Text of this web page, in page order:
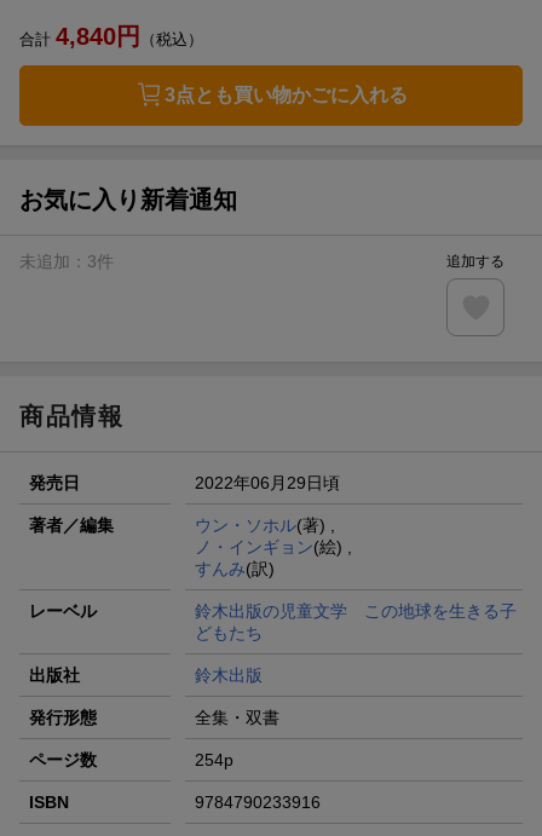
合計 4,840円 （税込）
3点とも買い物かごに入れる
お気に入り新着通知
未追加： 3件 追加する
商品情報
発売日 2022年06月29日頃
著者／編集 ウン・ソホル(著) ,
ノ・インギョン(絵) ,
すんみ(訳)
レーベル
鈴木出版の児童文学 この地球を生きる子
どもたち
出版社 鈴木出版
発行形態 全集・双書
ページ数 254p
ISBN 9784790233916